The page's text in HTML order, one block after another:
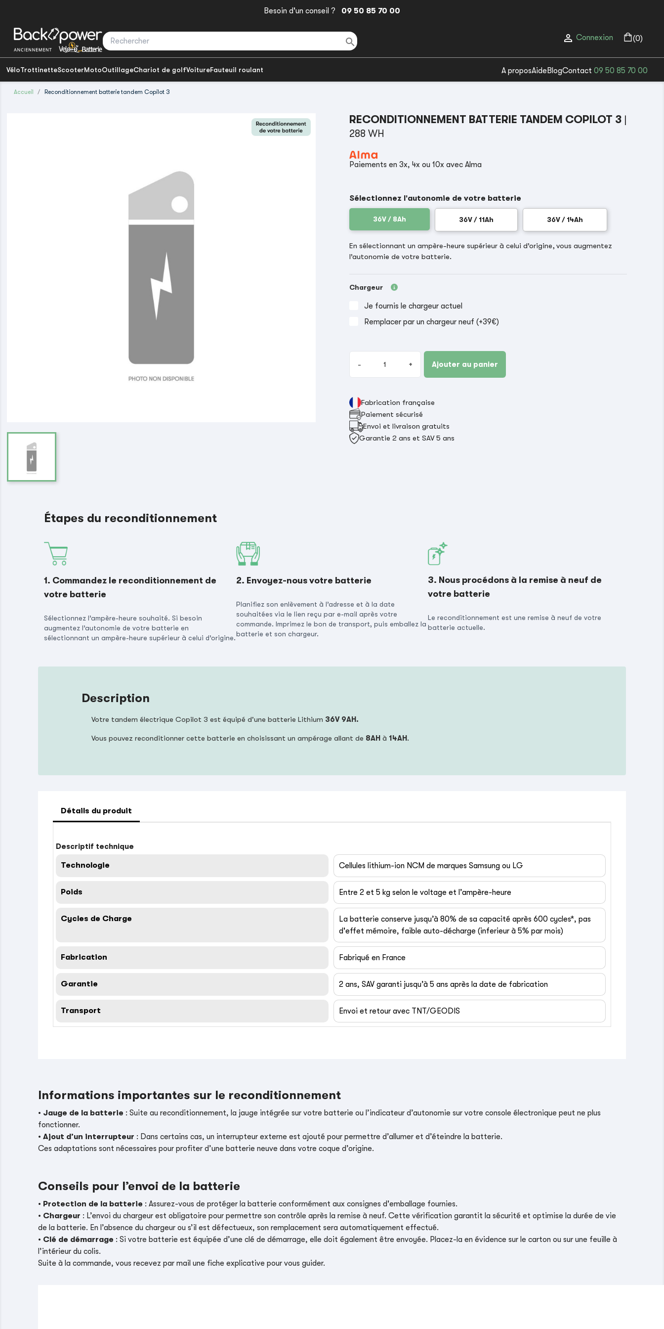
Besoin d'un conseil ? 09 50 85 70 00
  Connexion (0)
VéloTrottinetteScooterMotoOutillageChariot de golfVoitureFauteuil roulant A proposAide BlogContact 09 50 85 70 00
Accueil Reconditionnement batterie tandem Copilot 3
RECONDITIONNEMENT BATTERIE TANDEM COPILOT 3
288 WH
Paiements en 3x, 4x ou 10x avec Alma
Sélectionnez l'autonomie de votre batterie
36V / 8Ah 36V / 11Ah 36V / 14Ah
En sélectionnant un ampère-heure supérieur à celui d’origine, vous augmentez
l’autonomie de votre batterie.
Chargeur
Je fournis le chargeur actuel
Remplacer par un chargeur neuf (+39€)
- + Ajouter au panier
Fabrication française
Paiement sécurisé
Envoi et livraison gratuits
Garantie 2 ans et SAV 5 ans
Étapes du reconditionnement
1. Commandez le reconditionnement de
votre batterie
Sélectionnez l’ampère-heure souhaité. Si besoin
augmentez l’autonomie de votre batterie en
sélectionnant un ampère-heure supérieur à celui d’origine.
2. Envoyez-nous votre batterie
Planifiez son enlèvement à l’adresse et à la date
souhaitées via le lien reçu par e-mail après votre
commande. Imprimez le bon de transport, puis emballez la
batterie et son chargeur.
3. Nous procédons à la remise à neuf de
votre batterie
Le reconditionnement est une remise à neuf de votre
batterie actuelle.
Description
Votre tandem électrique Copilot 3 est équipé d'une batterie Lithium 36V 9AH.
Vous pouvez reconditionner cette batterie en choisissant un ampérage allant de 8AH à 14AH.
Détails du produit
Descriptif technique
Technologie Cellules lithium-ion NCM de marques Samsung ou LG
Poids Entre 2 et 5 kg selon le voltage et l’ampère-heure
Cycles de Charge
La batterie conserve jusqu’à 80% de sa capacité après 600 cycles*, pas
d'effet mémoire, faible auto-décharge (inferieur à 5% par mois)
Fabrication Fabriqué en France
Garantie 2 ans, SAV garanti jusqu’à 5 ans après la date de fabrication
Transport Envoi et retour avec TNT/GEODIS
Informations importantes sur le reconditionnement
• Jauge de la batterie : Suite au reconditionnement, la jauge intégrée sur votre batterie ou l’indicateur d’autonomie sur votre console électronique peut ne plus
fonctionner.
•Ajout d’un interrupteur : Dans certains cas, un interrupteur externe est ajouté pour permettre d’allumer et d’éteindre la batterie.
Ces adaptations sont nécessaires pour profiter d’une batterie neuve dans votre coque d’origine.
Conseils pour l’envoi de la batterie
• Protection de la batterie : Assurez-vous de protéger la batterie conformément aux consignes d'emballage fournies.
• Chargeur : L’envoi du chargeur est obligatoire pour permettre son contrôle après la remise à neuf. Cette vérification garantit la sécurité et optimise la durée de vie
de la batterie. En l’absence du chargeur ou s’il est défectueux, son remplacement sera automatiquement effectué.
• Clé de démarrage : Si votre batterie est équipée d’une clé de démarrage, elle doit également être envoyée. Placez-la en évidence sur le carton ou sur une feuille à
l’intérieur du colis.
Suite à la commande, vous recevez par mail une fiche explicative pour vous guider.